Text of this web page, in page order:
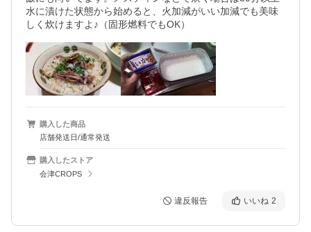
水に漬けた状態から始めると、火加減がいい加減でも美味
しく炊けますよ♪（固形燃料でもOK）
購入した商品
店舗発送日/通常発送
購入したストア
会津CROPS
違反報告 いいね 2